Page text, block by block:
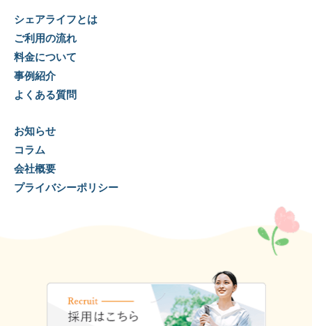
シェアライフとは
ご利用の流れ
料金について
事例紹介
よくある質問
お知らせ
コラム
会社概要
プライバシーポリシー